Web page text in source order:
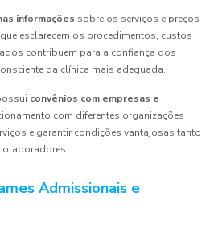
informações sobre os serviços e preços
esclarecem os procedimentos, custos
contribuem para a confiança dos
da clínica mais adequada.
convênios com empresas e
com diferentes organizações
e garantir condições vantajosas tanto
Admissionais e